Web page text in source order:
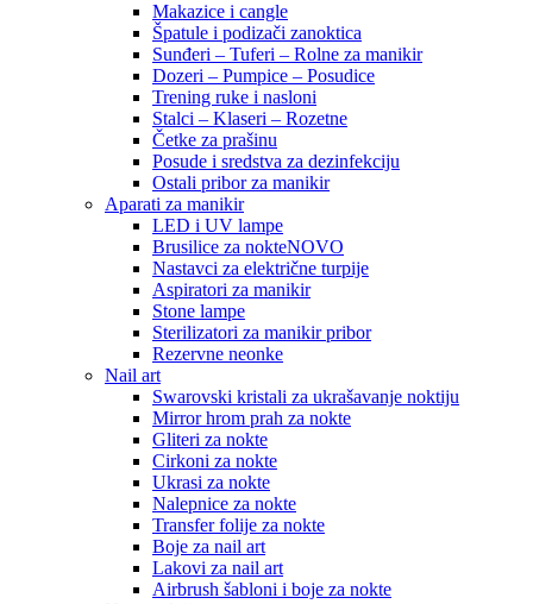
Makazice i cangle
Špatule i podizači zanoktica
Sunđeri – Tuferi – Rolne za manikir
Dozeri – Pumpice – Posudice
Trening ruke i nasloni
Stalci – Klaseri – Rozetne
Četke za prašinu
Posude i sredstva za dezinfekciju
Ostali pribor za manikir
Aparati za manikir
LED i UV lampe
Brusilice za nokteNOVO
Nastavci za električne turpije
Aspiratori za manikir
Stone lampe
Sterilizatori za manikir pribor
Rezervne neonke
Nail art
Swarovski kristali za ukrašavanje noktiju
Mirror hrom prah za nokte
Gliteri za nokte
Cirkoni za nokte
Ukrasi za nokte
Nalepnice za nokte
Transfer folije za nokte
Boje za nail art
Lakovi za nail art
Airbrush šabloni i boje za nokte